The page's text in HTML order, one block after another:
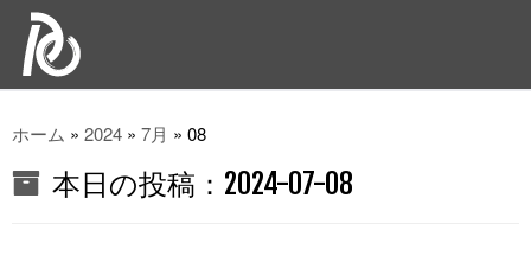
ホーム » 2024 » 7月 » 08
本日の投稿： 2024-07-08